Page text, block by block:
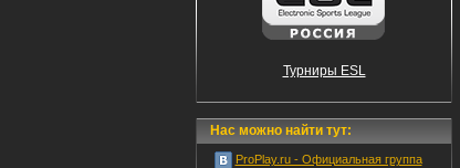
Турниры ESL
Нас можно найти тут:
ProPlay.ru - Официальная группа